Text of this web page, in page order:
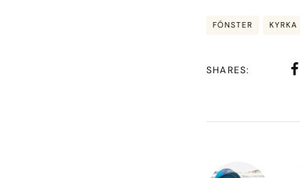
FÖNSTER KYRKA
SHARES